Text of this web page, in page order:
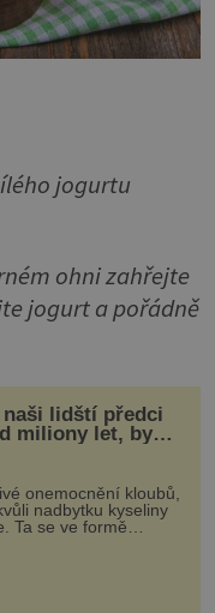
jogurtu
ohni zahřejte
jogurt a pořádně
naši lidští předci
miliony let, by
s léčbou
onemocnění kloubů,
nadbytku kyseliny
Ta se ve formě
bole...